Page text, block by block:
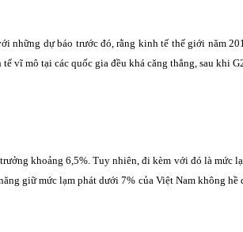
những dự báo trước đó, rằng kinh tế thế giới năm
vĩ mô tại các quốc gia đều khá căng thẳng, sau khi
khoảng 6,5%. Tuy nhiên, đi kèm với đó là mức
giữ mức lạm phát dưới 7% của Việt Nam không hề